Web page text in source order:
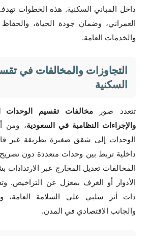
داخل المباني السكنية. هذه الخطوات
العمراني، وضمان جودة الحياة، والحفاظ
والخدمات العامة.
التجاوزات والمخالفات في
السكنية
تتعدد صورمخالفات تقسيم الوحدات
والإجراءات النظامية في السعودية، ومن
الوحدات إلى شقق صغيرة بطريقة غير
داخلية تربط بين وحدات متعددة دون
المخالفات تعديل المخارج عبر الارتدادات
الأدوار أو الغرف بمعزل عن التراخيص.
ذات أثر سلبي على السلامة العامة،
والجانب الاقتصادي في المدن.